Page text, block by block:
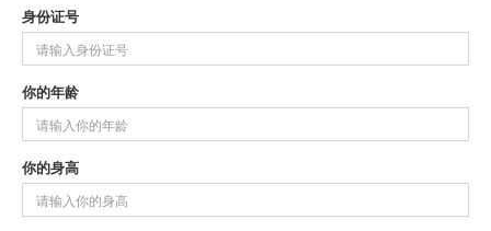
身份证号
你的年龄
你的身高